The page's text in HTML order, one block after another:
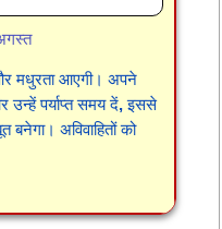
मधुरता आएगी। अपने
उन्हें पर्याप्त समय दें, इससे
अविवाहितों को